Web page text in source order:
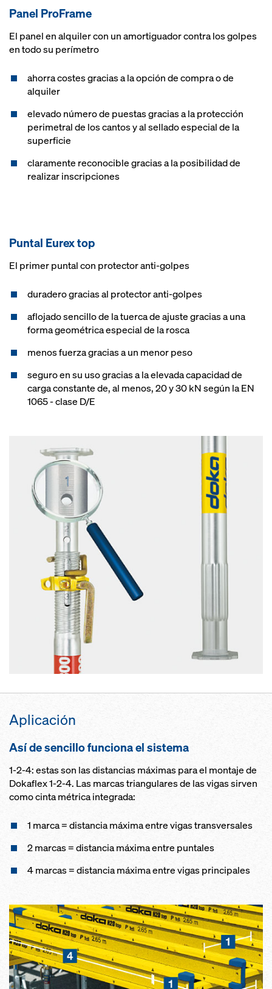
Panel ProFrame
El panel en alquiler con un amortiguador contra los golpes
en todo su perímetro
ahorra costes gracias a la opción de compra o de
alquiler
elevado número de puestas gracias a la protección
perimetral de los cantos y al sellado especial de la
superficie
claramente reconocible gracias a la posibilidad de
realizar inscripciones
Puntal Eurex top
El primer puntal con protector anti-golpes
duradero gracias al protector anti-golpes
aflojado sencillo de la tuerca de ajuste gracias a una
forma geométrica especial de la rosca
menos fuerza gracias a un menor peso
seguro en su uso gracias a la elevada capacidad de
carga constante de, al menos, 20 y 30 kN según la EN
1065 - clase D/E
Aplicación
Así de sencillo funciona el sistema
1-2-4: estas son las distancias máximas para el montaje de
Dokaflex 1-2-4. Las marcas triangulares de las vigas sirven
como cinta métrica integrada:
1 marca = distancia máxima entre vigas transversales
2 marcas = distancia máxima entre puntales
4 marcas = distancia máxima entre vigas principales